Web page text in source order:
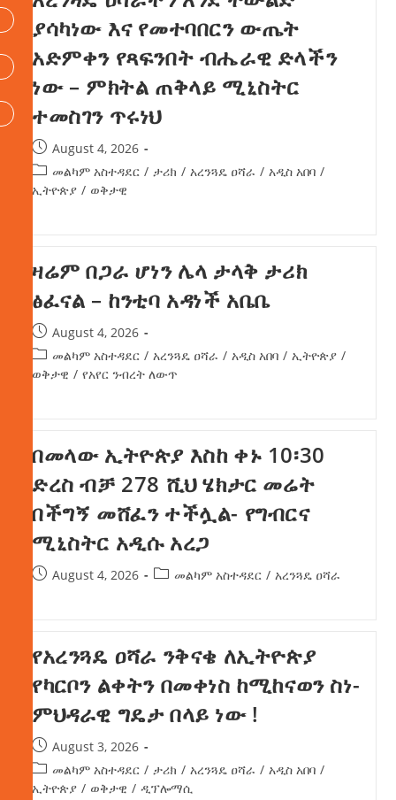
ያሳካነው እና የመተባበርን ውጤት
አድምቀን የጻፍንበት ብሔራዊ ድላችን
ነው – ምክትል ጠቅላይ ሚኒስትር
ተመስገን ጥሩነህ
August 4, 2026
መልካም አስተዳደር / ታሪክ / አረንጓዴ ዐሻራ / አዲስ አበባ /
ኢትዮጵያ / ወቅታዊ
ዛሬም በጋራ ሆነን ሌላ ታላቅ ታሪክ
ፅፈናል – ከንቲባ አዳነች አቤቤ
August 4, 2026
መልካም አስተዳደር / አረንጓዴ ዐሻራ / አዲስ አበባ / ኢትዮጵያ /
ወቅታዊ / የአየር ንብረት ለውጥ
በመላው ኢትዮጵያ እስከ ቀኑ 10፡30
ድረስ ብቻ 278 ሺህ ሄክታር መሬት
በችግኝ መሸፈን ተችሏል- የግብርና
ሚኒስትር አዲሱ አረጋ
August 4, 2026 መልካም አስተዳደር / አረንጓዴ ዐሻራ
የአረንጓዴ ዐሻራ ንቅናቄ ለኢትዮጵያ
የካርቦን ልቀትን በመቀነስ ከሚከናወን ስነ-
ምህዳራዊ ግዴታ በላይ ነው !
August 3, 2026
መልካም አስተዳደር / ታሪክ / አረንጓዴ ዐሻራ / አዲስ አበባ /
ኢትዮጵያ / ወቅታዊ / ዲፕሎማሲ